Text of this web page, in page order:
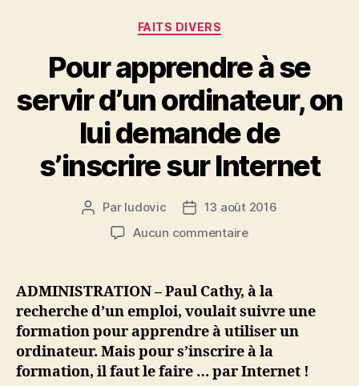
Catégories
FAITS DIVERS
Pour apprendre à se
servir d’un ordinateur, on
lui demande de
s’inscrire sur Internet
Auteur
l’article
Par ludovic
Date13 août 2016
Aucun commentairesur
à
se
servir
d’un
ordinateur,
on
ADMINISTRATION – Paul Cathy, à la
recherche d’un emploi, voulait suivre une
formation pour apprendre à utiliser un
ordinateur. Mais pour s’inscrire à la
formation, il faut le faire … par Internet !